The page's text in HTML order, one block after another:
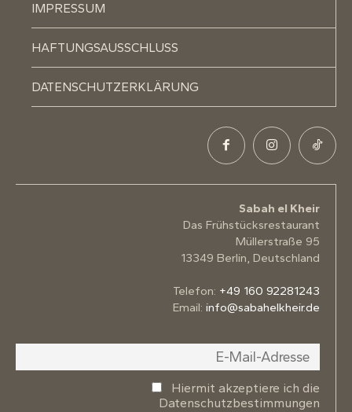
IMPRESSUM
HAFTUNGSAUSSCHLUSS
DATENSCHUTZERKLÄRUNG
Sabah el Kheir
Das Frühstücksrestaurant
Müllerstraße 95
13349 Berlin, Deutschland
Telefon: +49 160 92281243
Email: info@sabahelkheir.de
Hiermit akzeptiere ich die
Datenschutzbestimmungen